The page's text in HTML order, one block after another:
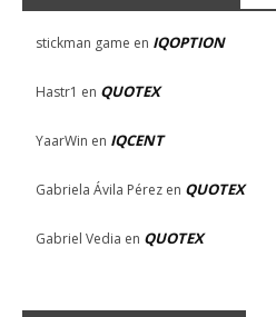
stickman game en IQOPTION
Hastr1 en QUOTEX
YaarWin en IQCENT
Gabriela Ávila Pérez en QUOTEX
Gabriel Vedia en QUOTEX